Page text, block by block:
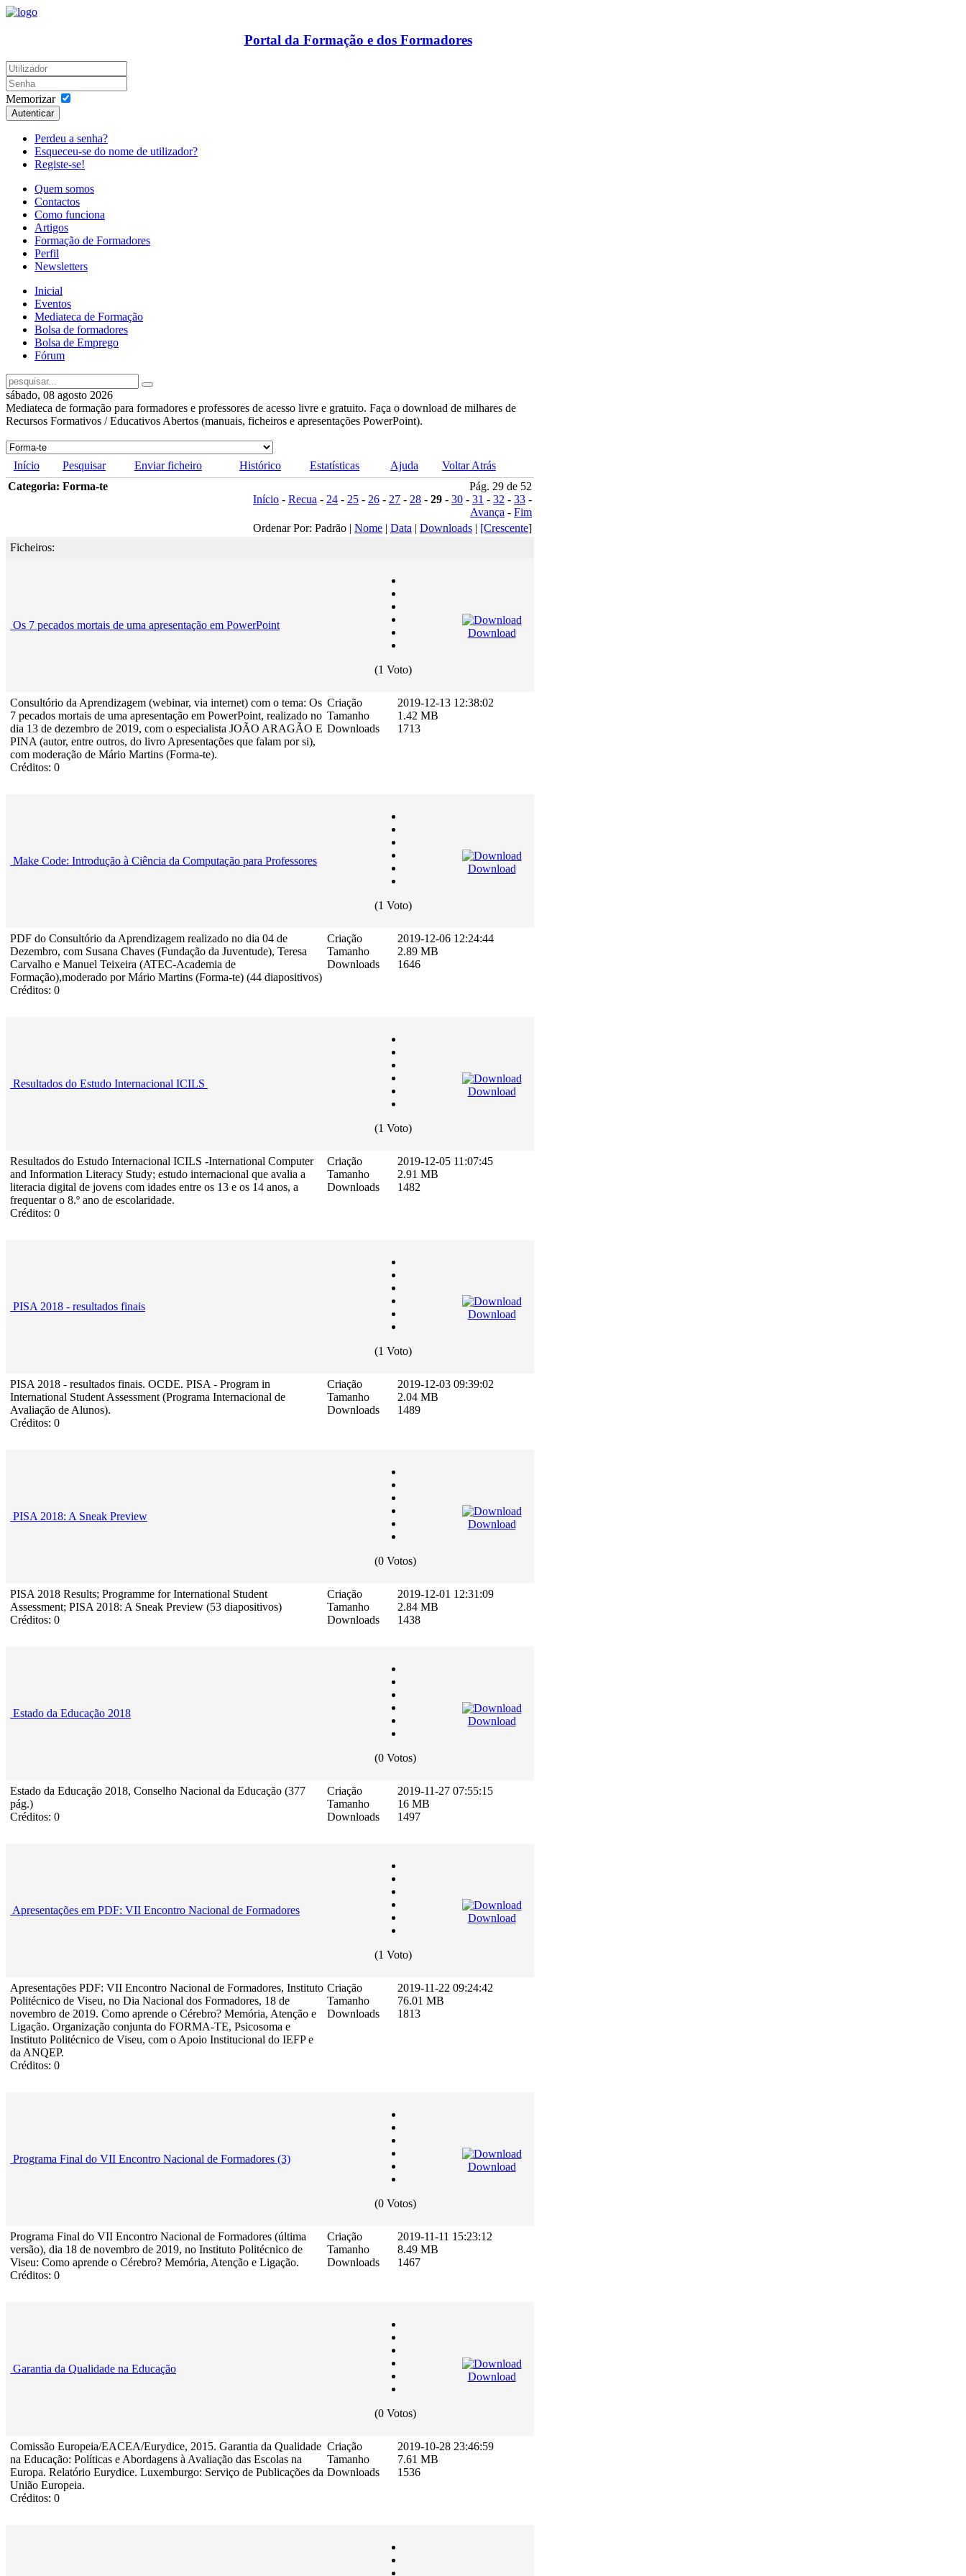
Portal da Formação e dos Formadores
Memorizar
Autenticar
Perdeu a senha?
Esqueceu-se do nome de utilizador?
Registe-se!
Quem somos
Contactos
Como funciona
Artigos
Formação de Formadores
Perfil
Newsletters
Inicial
Eventos
Mediateca de Formação
Bolsa de formadores
Bolsa de Emprego
Fórum
sábado, 08 agosto 2026
Mediateca de formação para formadores e professores de acesso livre e gratuito. Faça o download de milhares de
Recursos Formativos / Educativos Abertos (manuais, ficheiros e apresentações PowerPoint).
Início Pesquisar Enviar ficheiro Histórico Estatísticas Ajuda
Voltar Atrás
Categoria: Forma-te
Pág. 29 de 52
Início - Recua - 24 - 25 - 26 - 27 - 28 - 29 - 30 - 31 - 32 - 33 -
Avança - Fim
Ordenar Por: Padrão | Nome | Data | Downloads | [Crescente]
Ficheiros:
Os 7 pecados mortais de uma apresentação em PowerPoint
(1 Voto)
Download
Consultório da Aprendizagem (webinar, via internet) com o tema: Os
7 pecados mortais de uma apresentação em PowerPoint, realizado no
dia 13 de dezembro de 2019, com o especialista JOÃO ARAGÃO E
PINA (autor, entre outros, do livro Apresentações que falam por si),
com moderação de Mário Martins (Forma-te).
Créditos: 0
Criação
Tamanho
Downloads
2019-12-13 12:38:02
1.42 MB
1713
Make Code: Introdução à Ciência da Computação para Professores
(1 Voto)
Download
PDF do Consultório da Aprendizagem realizado no dia 04 de
Dezembro, com Susana Chaves (Fundação da Juventude), Teresa
Carvalho e Manuel Teixeira (ATEC-Academia de
Formação),moderado por Mário Martins (Forma-te) (44 diapositivos)
Créditos: 0
Criação
Tamanho
Downloads
2019-12-06 12:24:44
2.89 MB
1646
Resultados do Estudo Internacional ICILS
(1 Voto)
Download
Resultados do Estudo Internacional ICILS -International Computer
and Information Literacy Study; estudo internacional que avalia a
literacia digital de jovens com idades entre os 13 e os 14 anos, a
frequentar o 8.º ano de escolaridade.
Créditos: 0
Criação
Tamanho
Downloads
2019-12-05 11:07:45
2.91 MB
1482
PISA 2018 - resultados finais
(1 Voto)
Download
PISA 2018 - resultados finais. OCDE. PISA - Program in
International Student Assessment (Programa Internacional de
Avaliação de Alunos).
Créditos: 0
Criação
Tamanho
Downloads
2019-12-03 09:39:02
2.04 MB
1489
PISA 2018: A Sneak Preview
(0 Votos)
Download
PISA 2018 Results; Programme for International Student
Assessment; PISA 2018: A Sneak Preview (53 diapositivos)
Créditos: 0
Criação
Tamanho
Downloads
2019-12-01 12:31:09
2.84 MB
1438
Estado da Educação 2018
(0 Votos)
Download
Estado da Educação 2018, Conselho Nacional da Educação (377
pág.)
Créditos: 0
Criação
Tamanho
Downloads
2019-11-27 07:55:15
16 MB
1497
Apresentações em PDF: VII Encontro Nacional de Formadores
(1 Voto)
Download
Apresentações PDF: VII Encontro Nacional de Formadores, Instituto
Politécnico de Viseu, no Dia Nacional dos Formadores, 18 de
novembro de 2019. Como aprende o Cérebro? Memória, Atenção e
Ligação. Organização conjunta do FORMA-TE, Psicosoma e
Instituto Politécnico de Viseu, com o Apoio Institucional do IEFP e
da ANQEP.
Créditos: 0
Criação
Tamanho
Downloads
2019-11-22 09:24:42
76.01 MB
1813
Programa Final do VII Encontro Nacional de Formadores (3)
(0 Votos)
Download
Programa Final do VII Encontro Nacional de Formadores (última
versão), dia 18 de novembro de 2019, no Instituto Politécnico de
Viseu: Como aprende o Cérebro? Memória, Atenção e Ligação.
Créditos: 0
Criação
Tamanho
Downloads
2019-11-11 15:23:12
8.49 MB
1467
Garantia da Qualidade na Educação
(0 Votos)
Download
Comissão Europeia/EACEA/Eurydice, 2015. Garantia da Qualidade
na Educação: Políticas e Abordagens à Avaliação das Escolas na
Europa. Relatório Eurydice. Luxemburgo: Serviço de Publicações da
União Europeia.
Créditos: 0
Criação
Tamanho
Downloads
2019-10-28 23:46:59
7.61 MB
1536